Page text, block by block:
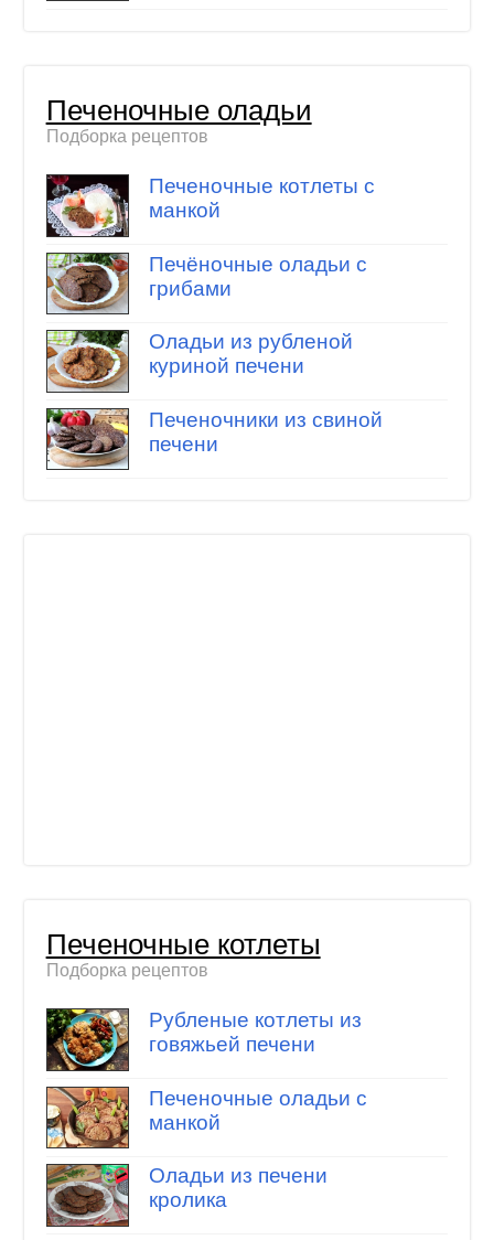
Печеночные оладьи
Подборка рецептов
Печеночные котлеты с
манкой
Печёночные оладьи с
грибами
Оладьи из рубленой
куриной печени
Печеночники из свиной
печени
Печеночные котлеты
Подборка рецептов
Рубленые котлеты из
говяжьей печени
Печеночные оладьи с
манкой
Оладьи из печени
кролика